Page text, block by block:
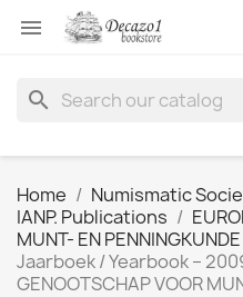

search
Home
Numismatic
IANP. Publications
MUNT- EN
Jaarboek / Yearbook –
GENOOTSCHAP VOOR